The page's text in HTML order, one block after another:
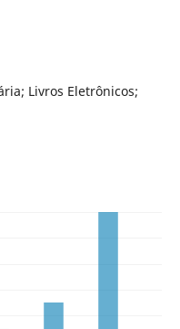
Livros Eletrônicos;